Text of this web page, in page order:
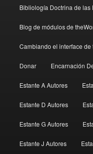
Bibliología Doctrina de las
Blog de módulos de
Cambiando el interface de
Donar Encarnación
Estante A Autores
Estante D Autores
Estante G Autores
Estante J Autores